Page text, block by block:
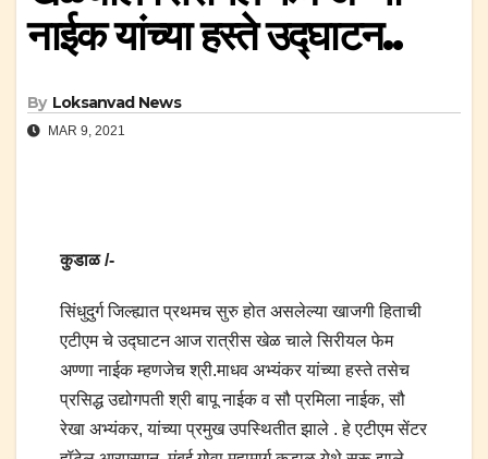
नाईक यांच्या हस्ते उद्घाटन..
By Loksanvad News
MAR 9, 2021
कुडाळ /-
सिंधुदुर्ग जिल्ह्यात प्रथमच सुरु होत असलेल्या खाजगी हिताची
एटीएम चे उद्घाटन आज रात्रीस खेळ चाले सिरीयल फेम
अण्णा नाईक म्हणजेच श्री.माधव अभ्यंकर यांच्या हस्ते तसेच
प्रसिद्ध उद्योगपती श्री बापू नाईक व सौ प्रमिला नाईक, सौ
रेखा अभ्यंकर, यांच्या प्रमुख उपस्थितीत झाले . हे एटीएम सेंटर